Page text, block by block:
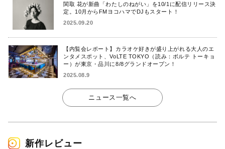
関取 花が新曲「わたしのねがい」を10/1に配信リリース決
定。10月からFMヨコハマでDJもスタート！
2025.09.20
【内覧会レポート】カラオケ好きが盛り上がれる大人のエ
ンタメスポット、VoLTE TOKYO（読み：ボルテ トーキョ
ー）が東京・品川に8/8グランドオープン！
2025.08.9
ニュース一覧へ
新作レビュー